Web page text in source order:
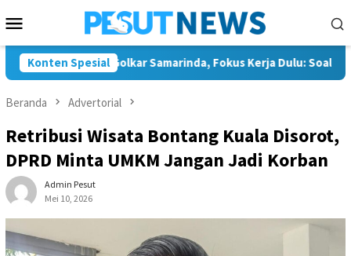
ke
Mobile
Konten Spesial
Nahkodai Golkar Samarinda, Fokus Kerja Dulu: Soal Pilwali,
Beranda Advertorial
Retribusi Wisata Bontang Kuala Disorot,
DPRD Minta UMKM Jangan Jadi Korban
Admin Pesut
Mei 10, 2026